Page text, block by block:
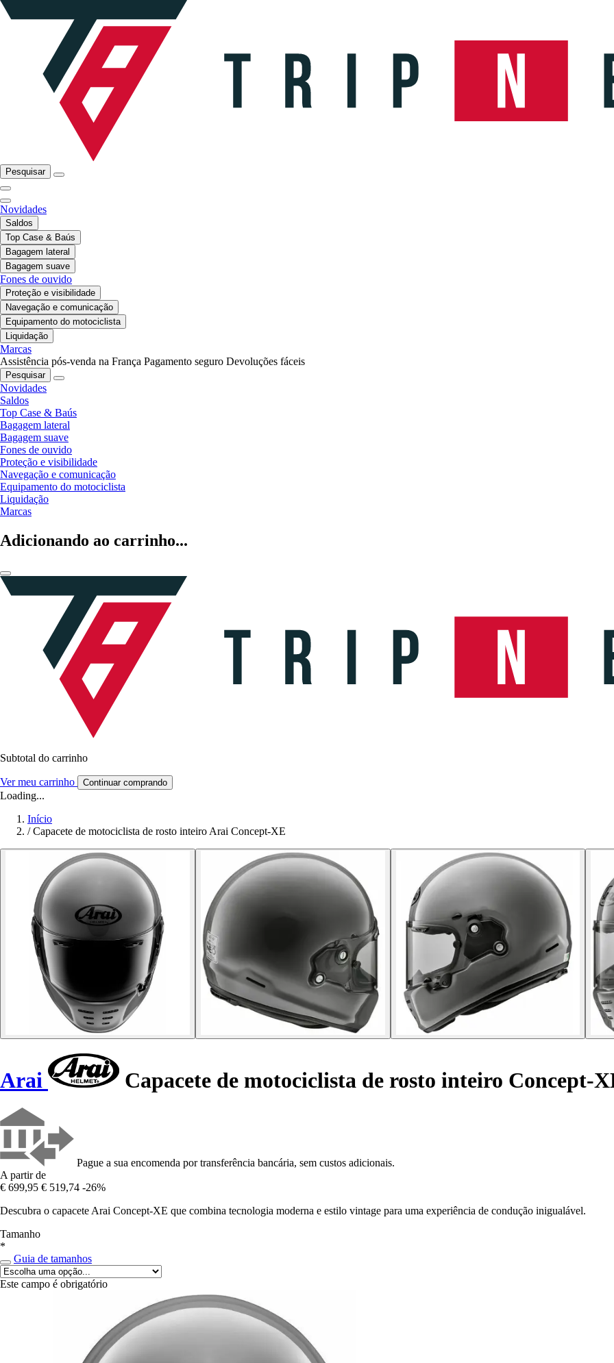
Pesquisar
Novidades
Saldos
Top Case & Baús
Bagagem lateral
Bagagem suave
Fones de ouvido
Proteção e visibilidade
Navegação e comunicação
Equipamento do motociclista
Liquidação
Marcas
Assistência pós-venda na França Pagamento seguro Devoluções fáceis
Pesquisar
Novidades
Saldos
Top Case & Baús
Bagagem lateral
Bagagem suave
Fones de ouvido
Proteção e visibilidade
Navegação e comunicação
Equipamento do motociclista
Liquidação
Marcas
Adicionando ao carrinho...
Subtotal do carrinho
Ver meu carrinho Continuar comprando
Loading...
Início
/ Capacete de motociclista de rosto inteiro Arai Concept-XE
Arai Capacete de motociclista de rosto inteiro Concept-
Pague a sua encomenda por transferência bancária, sem custos adicionais.
A partir de
€ 699,95 € 519,74 -26%
Descubra o capacete Arai Concept-XE que combina tecnologia moderna e estilo vintage para uma experiência de condução inigualável.
Tamanho
*
Guia de tamanhos
Este campo é obrigatório